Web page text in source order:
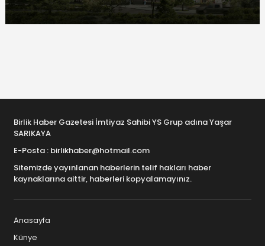
Birlik Haber Gazetesi İmtiyaz Sahibi YS Grup adına Yaşar
SARIKAYA
E-Posta : birlikhaber@hotmail.com
Sitemizde yayınlanan haberlerin telif hakları haber
kaynaklarına aittir, haberleri kopyalamayınız.
Anasayfa
Künye